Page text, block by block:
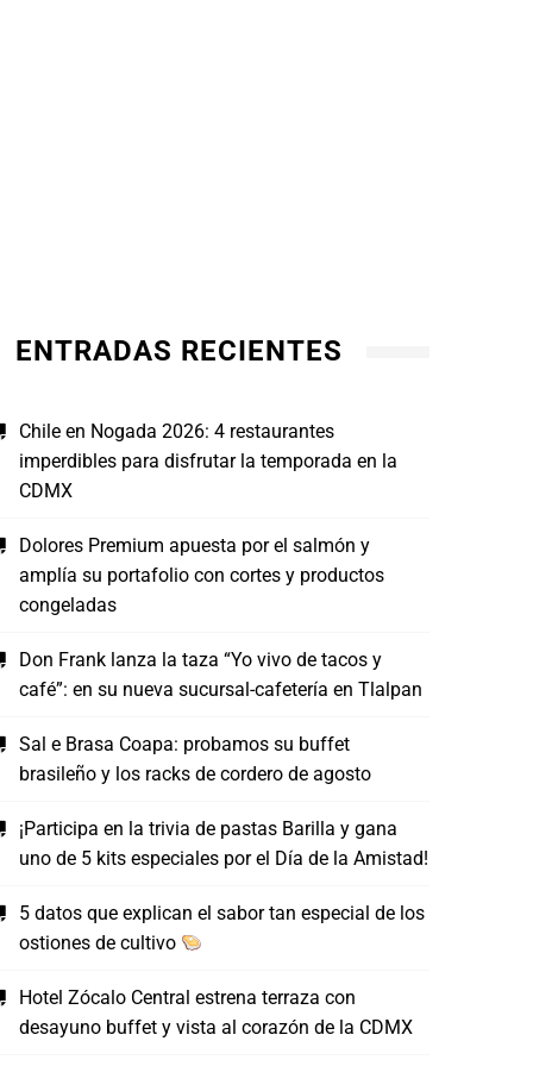
ENTRADAS RECIENTES
Chile en Nogada 2026: 4 restaurantes
imperdibles para disfrutar la temporada en la
CDMX
Dolores Premium apuesta por el salmón y
amplía su portafolio con cortes y productos
congeladas
Don Frank lanza la taza “Yo vivo de tacos y
café”: en su nueva sucursal-cafetería en Tlalpan
Sal e Brasa Coapa: probamos su buffet
brasileño y los racks de cordero de agosto
¡Participa en la trivia de pastas Barilla y gana
uno de 5 kits especiales por el Día de la Amistad!
5 datos que explican el sabor tan especial de los
ostiones de cultivo
Hotel Zócalo Central estrena terraza con
desayuno buffet y vista al corazón de la CDMX